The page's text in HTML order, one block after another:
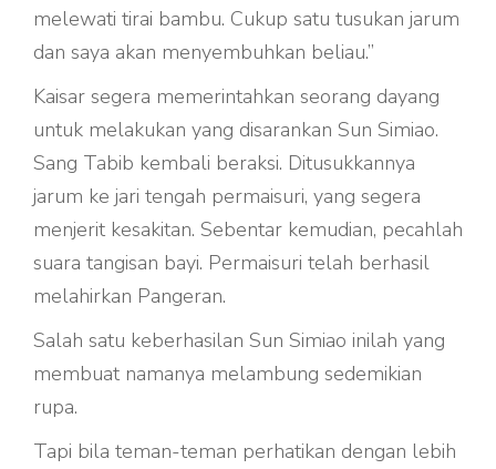
melewati tirai bambu. Cukup satu tusukan jarum
dan saya akan menyembuhkan beliau.”
Kaisar segera memerintahkan seorang dayang
untuk melakukan yang disarankan Sun Simiao.
Sang Tabib kembali beraksi. Ditusukkannya
jarum ke jari tengah permaisuri, yang segera
menjerit kesakitan. Sebentar kemudian, pecahlah
suara tangisan bayi. Permaisuri telah berhasil
melahirkan Pangeran.
Salah satu keberhasilan Sun Simiao inilah yang
membuat namanya melambung sedemikian
rupa.
Tapi bila teman-teman perhatikan dengan lebih